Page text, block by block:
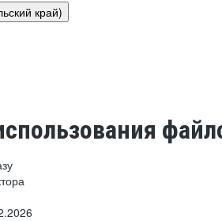
край)